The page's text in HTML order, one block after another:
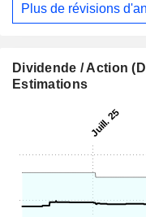
Plus de révisions
Dividende / Action
Estimations